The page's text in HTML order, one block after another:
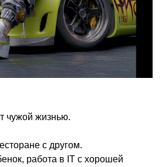
чужой жизнью.
с другом.
работа в IT с хорошей